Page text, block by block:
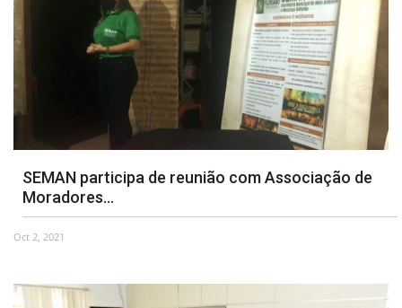
SEMAN participa de reunião com Associação de
Moradores...
Oct 2, 2021